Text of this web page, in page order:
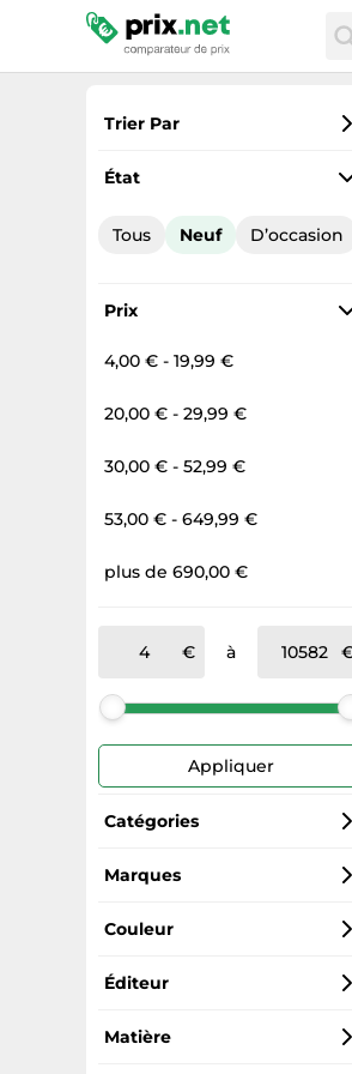
Trier Par
Préférés
Prix total
État
Tous Neuf D’occasion
Prix
4,00 € - 19,99 €
20,00 € - 29,99 €
30,00 € - 52,99 €
53,00 € - 649,99 €
plus de 690,00 €
à
Appliquer
Catégories
Livres & magazines
Mugs & tasses
Disques vinyles
Bouteilles isothermes
Marques
MAISON EN VOGUE
Müller Möbelwerkstätten
Hachette Livre
Couleur
Blanc
Beige
Éditeur
Hachette
Matière